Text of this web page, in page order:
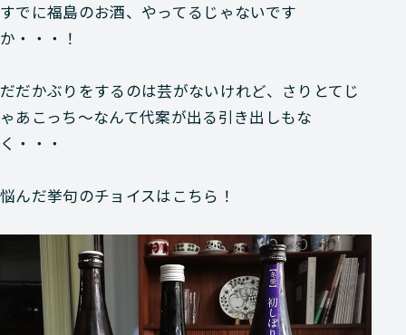
すでに福島のお酒、やってるじゃないです
か・・・！
だだかぶりをするのは芸がないけれど、さりとてじ
ゃあこっち～なんて代案が出る引き出しもな
く・・・
悩んだ挙句のチョイスはこちら！